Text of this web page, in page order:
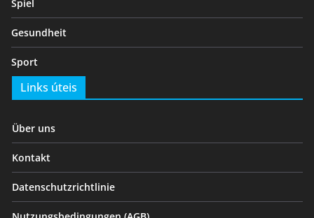
Spiel
Gesundheit
Sport
Links úteis
Über uns
Kontakt
Datenschutzrichtlinie